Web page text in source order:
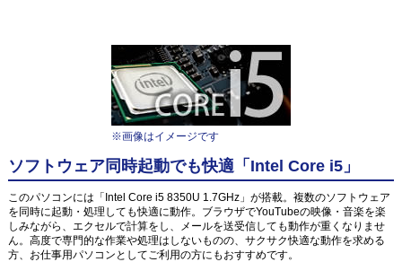
※画像はイメージです
ソフトウェア同時起動でも快適「Intel Core i5」
このパソコンには「Intel Core i5 8350U 1.7GHz」が搭載。複数のソフトウェア
を同時に起動・処理しても快適に動作。ブラウザでYouTubeの映像・音楽を楽
しみながら、エクセルで計算をし、メールを送受信しても動作が重くなりませ
ん。高度で専門的な作業や処理はしないものの、サクサク快適な動作を求める
方、お仕事用パソコンとしてご利用の方にもおすすめです。